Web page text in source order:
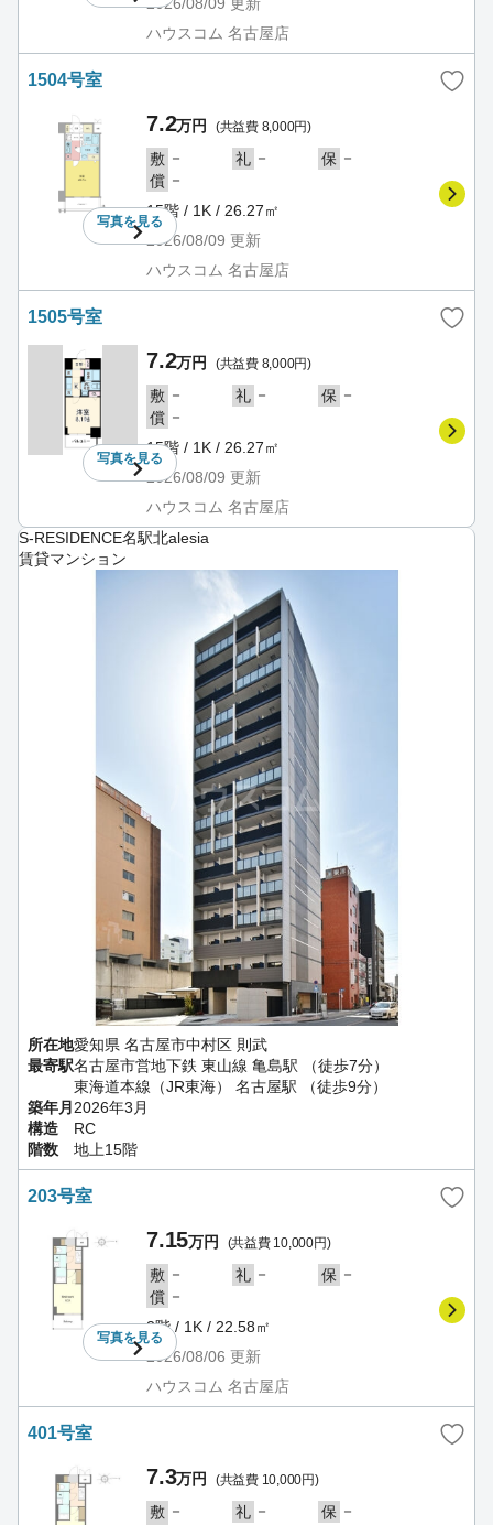
ハウスコム 名古屋店
1504号室
写真を見る
7.2万円 (共益費 8,000円)
敷 － 礼 － 保 －
償 －
15階 / 1K / 26.27㎡
2026/08/09 更新
ハウスコム 名古屋店
1505号室
写真を見る
7.2万円 (共益費 8,000円)
敷 － 礼 － 保 －
償 －
15階 / 1K / 26.27㎡
2026/08/09 更新
ハウスコム 名古屋店
S-RESIDENCE名駅北alesia
賃貸マンション
所在地愛知県 名古屋市中村区 則武
最寄駅名古屋市営地下鉄 東山線 亀島駅 （徒歩7分）
東海道本線（JR東海） 名古屋駅 （徒歩9分）
築年月2026年3月
構造
RC
階数
地上15階
203号室
写真を見る
7.15万円 (共益費 10,000円)
敷 － 礼 － 保 －
償 －
2階 / 1K / 22.58㎡
2026/08/06 更新
ハウスコム 名古屋店
401号室
7.3万円 (共益費 10,000円)
敷 － 礼 － 保 －